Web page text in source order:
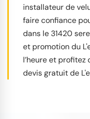
installateur de
faire confiance
dans le 31420
et promotion du
l’heure et
devis gratuit de